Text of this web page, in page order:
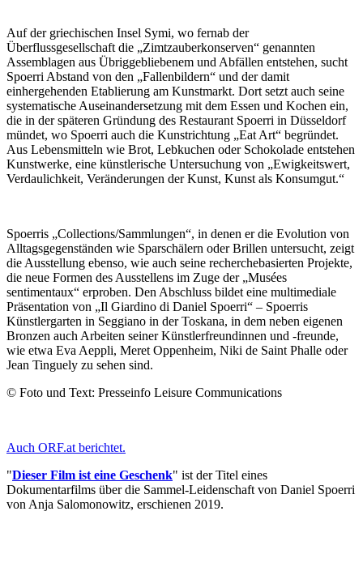
Auf der griechischen Insel Symi, wo fernab der
Überflussgesellschaft die „Zimtzauberkonserven“ genannten
Assemblagen aus Übriggebliebenem und Abfällen entstehen, sucht
Spoerri Abstand von den „Fallenbildern“ und der damit
einhergehenden Etablierung am Kunstmarkt. Dort setzt auch seine
systematische Auseinandersetzung mit dem Essen und Kochen ein,
die in der späteren Gründung des Restaurant Spoerri in Düsseldorf
mündet, wo Spoerri auch die Kunstrichtung „Eat Art“ begründet.
Aus Lebensmitteln wie Brot, Lebkuchen oder Schokolade entstehen
Kunstwerke, eine künstlerische Untersuchung von „Ewigkeitswert,
Verdaulichkeit, Veränderungen der Kunst, Kunst als Konsumgut.“
Spoerris „Collections/Sammlungen“, in denen er die Evolution von
Alltagsgegenständen wie Sparschälern oder Brillen untersucht, zeigt
die Ausstellung ebenso, wie auch seine recherchebasierten Projekte,
die neue Formen des Ausstellens im Zuge der „Musées
sentimentaux“ erproben. Den Abschluss bildet eine multimediale
Präsentation von „Il Giardino di Daniel Spoerri“ – Spoerris
Künstlergarten in Seggiano in der Toskana, in dem neben eigenen
Bronzen auch Arbeiten seiner Künstlerfreundinnen und -freunde,
wie etwa Eva Aeppli, Meret Oppenheim, Niki de Saint Phalle oder
Jean Tinguely zu sehen sind.
© Foto und Text: Presseinfo Leisure Communications
Auch ORF.at berichtet.
"Dieser Film ist eine Geschenk" ist der Titel eines
Dokumentarfilms über die Sammel-Leidenschaft von Daniel Spoerri
von Anja Salomonowitz, erschienen 2019.